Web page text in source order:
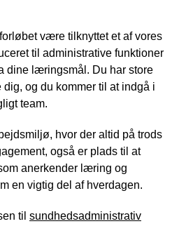
være tilknyttet et af vores
til administrative funktioner
dine læringsmål. Du har store
og du kommer til at indgå i
team.
hvor der altid på trods
også er plads til at
anerkender læring og
en vigtig del af hverdagen.
til sundhedsadministrativ